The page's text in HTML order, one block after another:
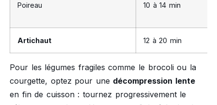
Poireau 10 à 14 min
Artichaut 12 à 20 min
Pour les légumes fragiles comme le brocoli ou la
courgette, optez pour une décompression lente
en fin de cuisson : tournez progressivement le